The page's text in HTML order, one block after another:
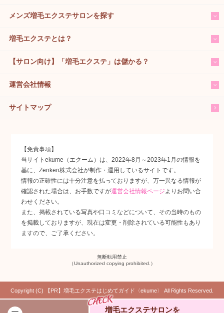
増毛エクステサロンを
メンズ増毛エクステサロンを探す
増毛エクステとは？
【サロン向け】「増毛エクステ」は儲かる？
運営会社情報
サイトマップ
【免責事項】
当サイトekume（エクーム）は、2022年8月～2023年1月の情報を
基に、Zenken株式会社が制作・運用しているサイトです。
情報の正確性には十分注意を払っておりますが、万一異なる情報が
確認された場合は、お手数ですが運営会社情報ページ よりお問い合
わせください。
また、掲載されている写真や口コミなどについて、その当時のもの
を掲載しておりますが、現在は変更・削除されている可能性もあり
ますので、ご了承ください。
無断転用禁止
（Unauthorized copying prohibited.）
Copyright (C) 増毛エクステはじめてガイド〈ekume〉 All Rights Reserved.